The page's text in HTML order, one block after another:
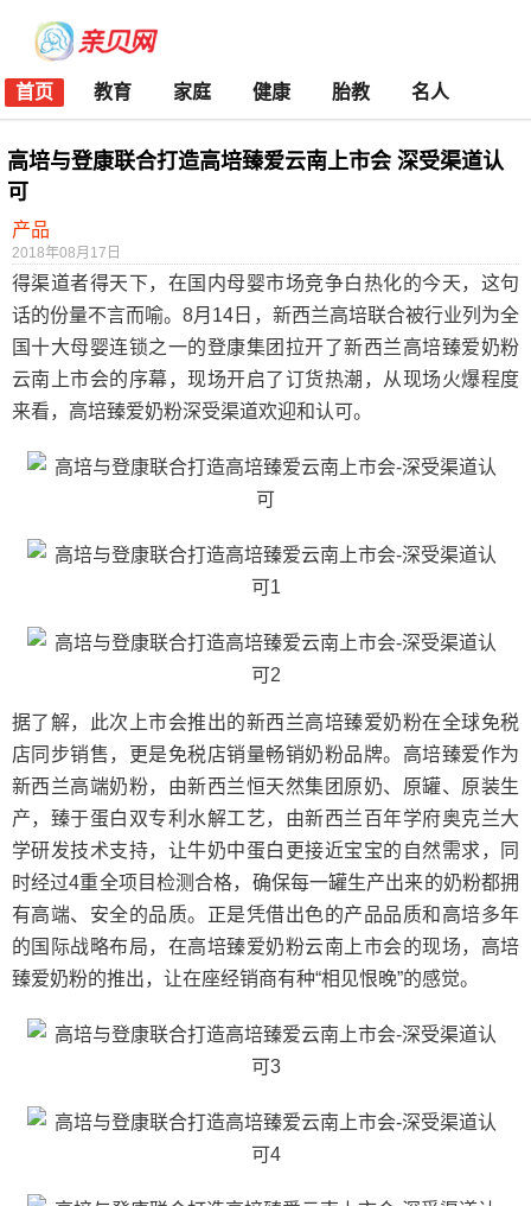
首页 教育 家庭 健康 胎教 名人
高培与登康联合打造高培臻爱云南上市会 深受渠道认
可
产品
2018年08月17日
得渠道者得天下，在国内母婴市场竞争白热化的今天，这句
话的份量不言而喻。8月14日，新西兰高培联合被行业列为全
国十大母婴连锁之一的登康集团拉开了新西兰高培臻爱奶粉
云南上市会的序幕，现场开启了订货热潮，从现场火爆程度
来看，高培臻爱奶粉深受渠道欢迎和认可。
据了解，此次上市会推出的新西兰高培臻爱奶粉在全球免税
店同步销售，更是免税店销量畅销奶粉品牌。高培臻爱作为
新西兰高端奶粉，由新西兰恒天然集团原奶、原罐、原装生
产，臻于蛋白双专利水解工艺，由新西兰百年学府奥克兰大
学研发技术支持，让牛奶中蛋白更接近宝宝的自然需求，同
时经过4重全项目检测合格，确保每一罐生产出来的奶粉都拥
有高端、安全的品质。正是凭借出色的产品品质和高培多年
的国际战略布局，在高培臻爱奶粉云南上市会的现场，高培
臻爱奶粉的推出，让在座经销商有种“相见恨晚”的感觉。